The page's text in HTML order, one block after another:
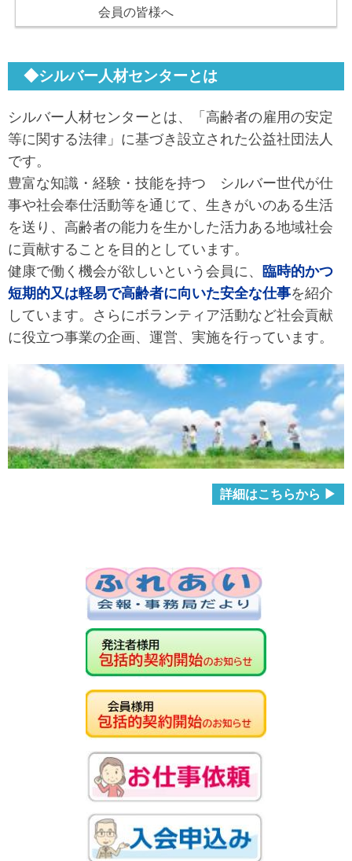
会員の皆様へ
◆シルバー人材センターとは
シルバー人材センターとは、「高齢者の雇用の安定
等に関する法律」に基づき設立された公益社団法人
です。
豊富な知識・経験・技能を持つ シルバー世代が仕
事や社会奉仕活動等を通じて、生きがいのある生活
を送り、高齢者の能力を生かした活力ある地域社会
に貢献することを目的としています。
健康で働く機会が欲しいという会員に、 臨時的かつ
短期的又は軽易で高齢者に向いた安全な仕事を紹介
しています。さらにボランティア活動など社会貢献
に役立つ事業の企画、運営、実施を行っています。
詳細はこちらから ▶